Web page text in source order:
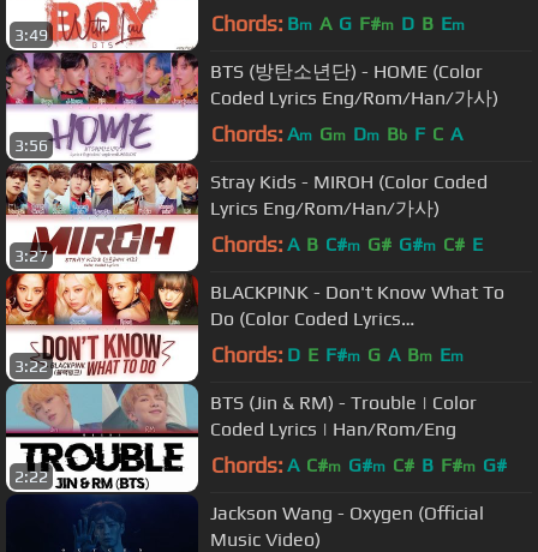
3:49
Coded_Han_Rom_Eng]
Chords: Bm A G F#m D B Em
3:56
BTS (방탄소년단) - HOME (Color
Coded Lyrics Eng/Rom/Han/가사)
Chords: Am Gm Dm Bb F C A
3:27
Stray Kids - MIROH (Color Coded
Lyrics Eng/Rom/Han/가사)
Chords: A B C#m G# G#m C# E
3:22
BLACKPINK - Don't Know What To
Do (Color Coded Lyrics
Eng/Rom/Han/가사)
Chords: D E F#m G A Bm Em
2:22
BTS (Jin & RM) - Trouble | Color
Coded Lyrics | Han/Rom/Eng
Chords: A C#m G#m C# B F#m G#
Jackson Wang - Oxygen (Official
Music Video)